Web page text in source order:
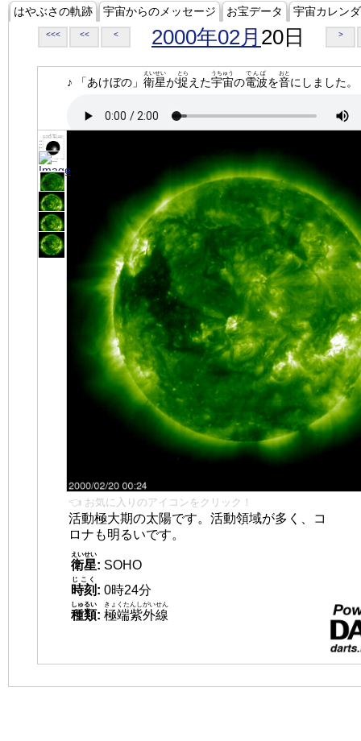
はやぶさの軌跡 宇宙からのメッセージ お宝データ 宇宙カレン
<<< << < 2000年02月 20日 >
♪ 「あけぼの」 衛星
えいせい
が捉
とら
えた宇宙
うちゅう
の電波
でんぱ
を音
おと
にしました。
👈 お気に入りのアイコンをクリック！
活動極大期の太陽です。活動領域が多く、コ
ロナも明るいです。
衛星
えいせい
: SOHO
時刻
じこく
: 0時24分
種類
しゅるい
: 極端紫外線
きょくたんしがいせん